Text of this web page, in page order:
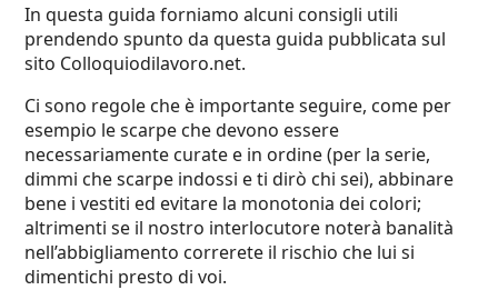
In questa guida forniamo alcuni consigli utili
prendendo spunto daquesta guida pubblicata sul
sito Colloquiodilavoro.net.
Ci sono regole che è importante seguire, come per
esempio le scarpe che devono essere
necessariamente curate e in ordine (per la serie,
dimmi che scarpe indossi e ti dirò chi sei), abbinare
bene i vestiti ed evitare la monotonia dei colori;
altrimenti se il nostro interlocutore noterà banalità
nell’abbigliamento correrete il rischio che lui si
dimentichi presto di voi.